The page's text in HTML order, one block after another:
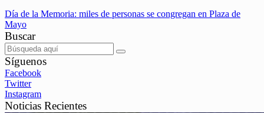
Día de la Memoria: miles de personas se congregan en Plaza de
Mayo
Buscar
Síguenos
Facebook
Twitter
Instagram
Noticias Recientes